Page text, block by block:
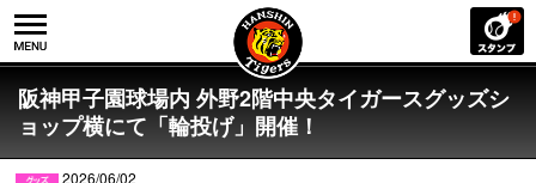
阪神甲子園球場内 外野2階中央タイガースグッズシ
ョップ横にて「輪投げ」開催！
2026/06/02